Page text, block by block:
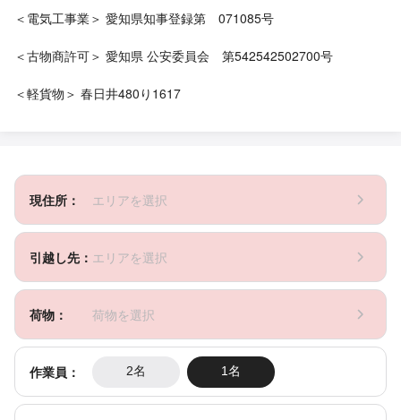
＜電気工事業＞ 愛知県知事登録第 071085号
＜古物商許可＞ 愛知県 公安委員会 第542542502700号
＜軽貨物＞ 春日井480り1617
現住所： エリアを選択
引越し先： エリアを選択
荷物： 荷物を選択
作業員： 2名 1名